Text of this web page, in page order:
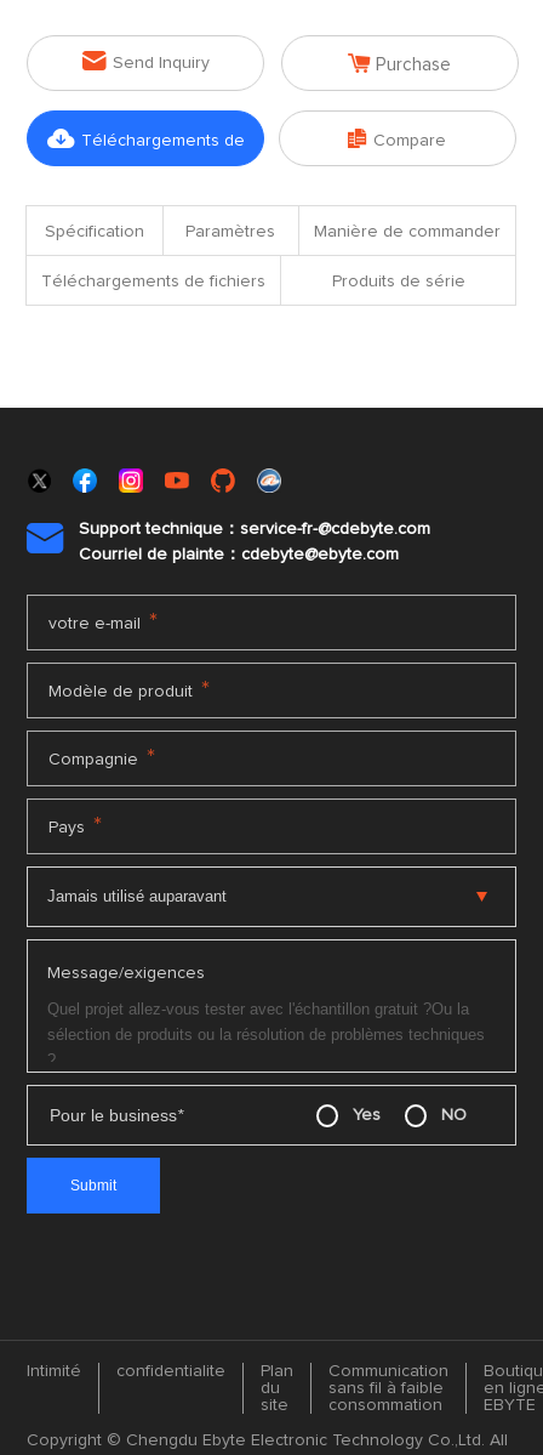
 Send Inquiry  Purchase
 Téléchargements de  Compare
Spécification Paramètres Manière de commander
Téléchargements de fichiers Produits de série

Support technique：service-fr-@cdebyte.com
Courriel de plainte：cdebyte@ebyte.com
votre e-mail *
Modèle de produit *
Compagnie *
Pays *
Message/exigences
Pour le business* Yes NO
Intimité confidentialite
Plan
du
site
Communication
sans fil à faible
consommation
en
EBYTE
Copyright © Chengdu Ebyte Electronic Technology Co.,Ltd. All